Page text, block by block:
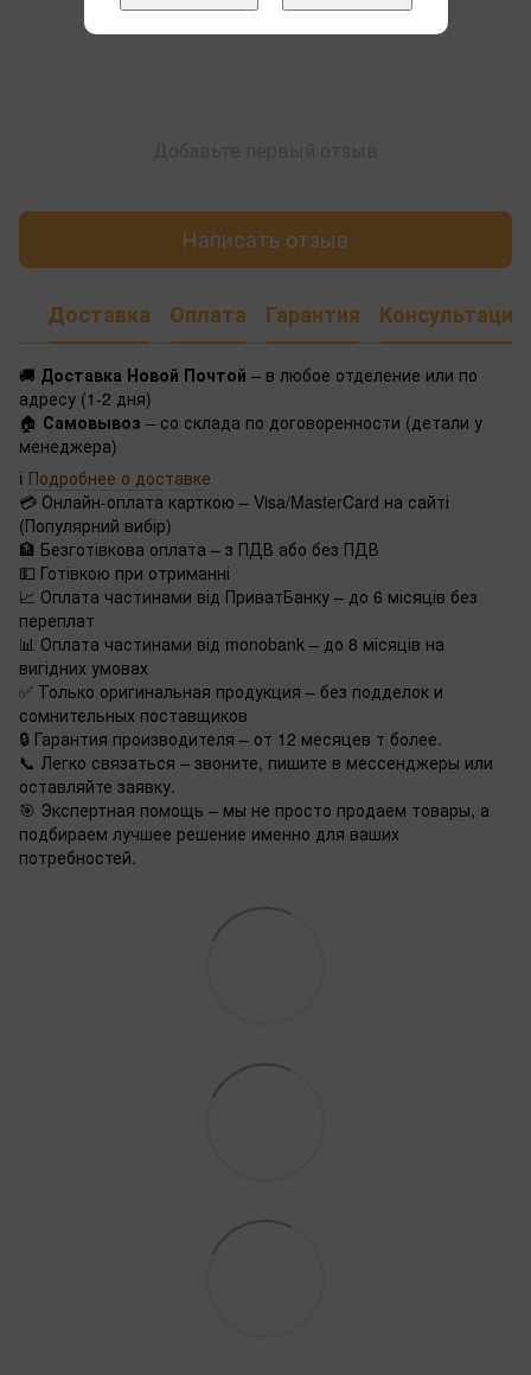
Написать отзыв
Доставка Оплата Гарантия Консультация
🚚 Доставка Новой Почтой – в любое отделение или по
адресу (1-2 дня)
🏠 Самовывоз – со склада по договоренности (детали у
менеджера)
ℹ️ Подробнее о доставке
💳 Онлайн-оплата карткою – Visa/MasterCard на сайті
(Популярний вибір)
🏦 Безготівкова оплата – з ПДВ або без ПДВ
💵 Готівкою при отриманні
📈 Оплата частинами від ПриватБанку – до 6 місяців без
переплат
📊 Оплата частинами від monobank – до 8 місяців на
вигідних умовах
✅ Только оригинальная продукция – без подделок и
сомнительных поставщиков
🔒 Гарантия производителя – от 12 месяцев т более.
📞 Легко связаться – звоните, пишите в мессенджеры или
оставляйте заявку.
🎯 Экспертная помощь – мы не просто продаем товары, а
подбираем лучшее решение именно для ваших
потребностей.